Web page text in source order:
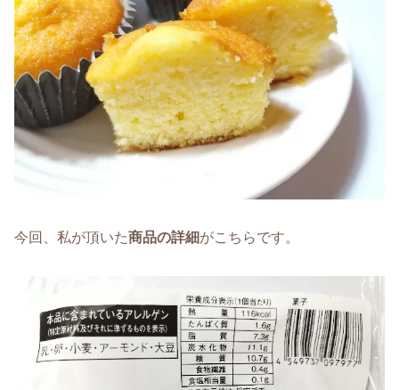
今回、私が頂いた商品の詳細がこちらです。